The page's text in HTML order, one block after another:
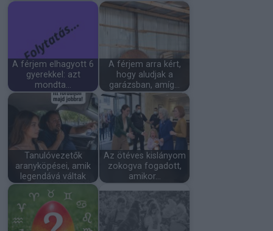
A férjem elhagyott 6
gyerekkel: azt
mondta...
A férjem arra kért,
hogy aludjak a
garázsban, amíg…
Tanulóvezetők
aranyköpései, amik
legendává váltak
Az ötéves kislányom
zokogva fogadott,
amikor…